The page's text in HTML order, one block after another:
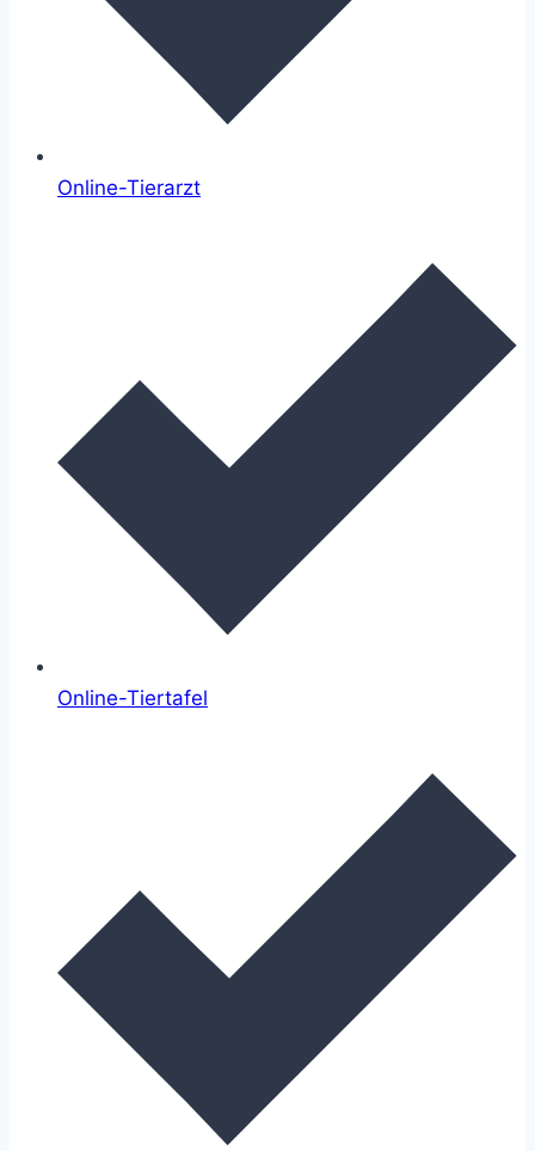
Online-Tierarzt
Online-Tiertafel